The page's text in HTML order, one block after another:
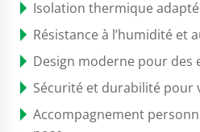
Isolation thermique
Résistance à l’humidité et
Design moderne pour des
Sécurité et durabilité pour
Accompagnement